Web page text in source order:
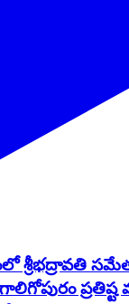
శ్రీభద్రావతి